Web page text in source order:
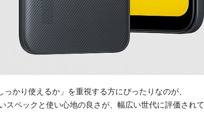
かり使えるか」を重視する方にぴったりなのが、
スペックと使い心地の良さが、幅広い世代に評価されて